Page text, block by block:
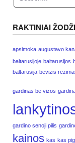
RAKTINIAI
apsimoka augustavo
baltarusijoje baltarusijos
baltarusija bevizis
gardinas be vizos
gardino senoji pilis
kainos kas kas